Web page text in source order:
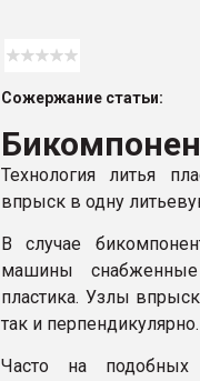
ПЕРЕЙТИ НА ФОРУМ
Сожержание статьи:
Технология литья
впрыск в одну
В случае
машины
пластика. Узлы
так и перпендикулярно.
Часто на подобных